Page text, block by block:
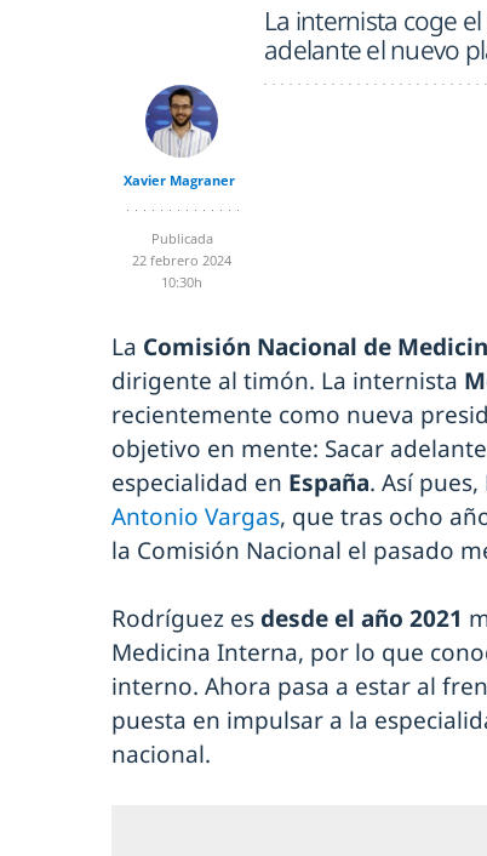
La internista coge
adelante el nuevo
Xavier Magraner
Publicada
22 febrero 2024
10:30h
La Comisión Nacional de
dirigente al timón. La internista
recientemente como nueva
objetivo en mente: Sacar
especialidad en España. Así
Antonio Vargas, que tras ocho
la Comisión Nacional el pasado
Rodríguez es desde el año 2021
Medicina Interna, por lo que
interno. Ahora pasa a estar al
puesta en impulsar a la
nacional.